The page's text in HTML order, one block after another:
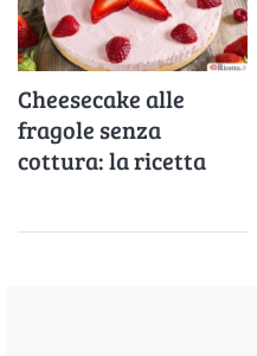
Cheesecake alle
fragole senza
cottura: la ricetta